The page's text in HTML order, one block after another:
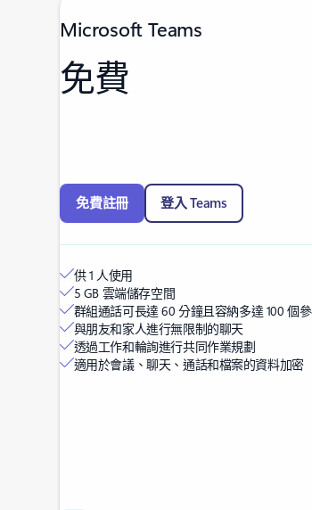
Microsoft Teams
免費
免費註冊 登入 Teams
供 1 人使用
5 GB 雲端儲存空間
群組通話可長達 60 分鐘且容納多達 100 個
與朋友和家人進行無限制的聊天
透過工作和輪詢進行共同作業規劃
適用於會議、聊天、通話和檔案的資料加密